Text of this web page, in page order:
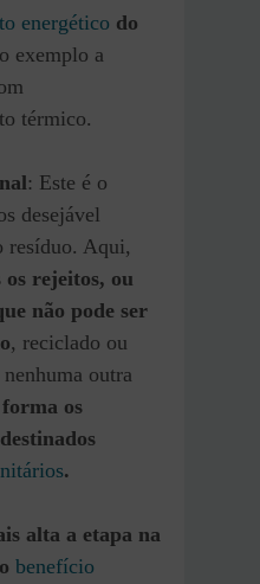
energético do
exemplo a
térmico.
: Este é o
desejável
resíduo. Aqui,
os rejeitos, ou
não pode ser
, reciclado ou
outra
os
.
alta a etapa na
benefício